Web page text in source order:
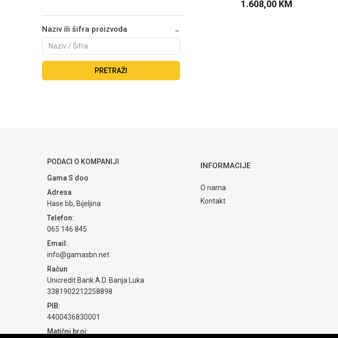
Naziv ili šifra proizvoda
PRETRAŽI
1.608,00 KM
PODACI O KOMPANIJI
Gama S doo
Adresa
Hase bb, Bijeljina
Telefon:
065 146 845
Email:
info@gamasbn.net
Račun
Unicredit Bank A.D. Banja Luka
3381902212258898
PIB:
4400436830001
Matični broj:
INFORMACIJE
O nama
Kontakt